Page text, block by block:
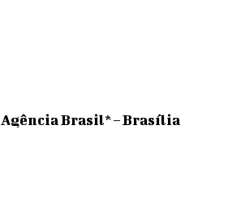
Agência Brasil* – Brasília